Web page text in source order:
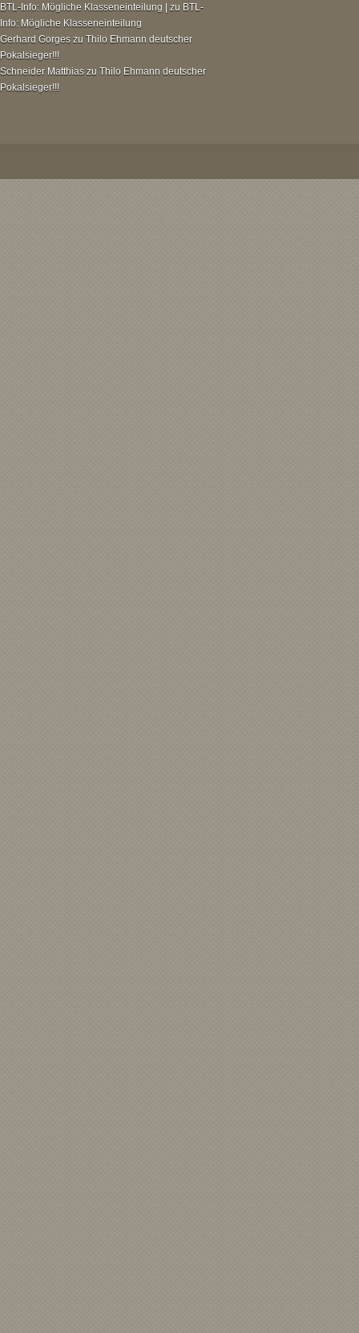
BTL-Info: Mögliche Klasseneinteilung | zu BTL-
Info: Mögliche Klasseneinteilung
Gerhard Gorges zu Thilo Ehmann deutscher
Pokalsieger!!!
Schneider Matthias zu Thilo Ehmann deutscher
Pokalsieger!!!